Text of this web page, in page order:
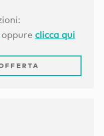
clicca qui